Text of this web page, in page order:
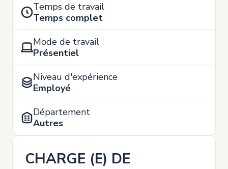
Temps de travail
Temps complet
Mode de travail
Présentiel
Niveau d'expérience
Employé
Département
Autres
CHARGE (E) DE